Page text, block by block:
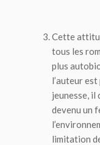
Cette
tous les
plus
l’auteur est
jeunesse,
devenu un
limitation